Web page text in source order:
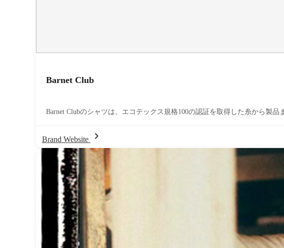
Barnet Club
Barnet Clubのシャツは、エコテックス規格100の認証を取得した糸から製品
Brand Website chevron_right